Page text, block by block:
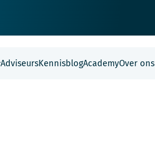
AdviseursKennisblogAcademyOver ons